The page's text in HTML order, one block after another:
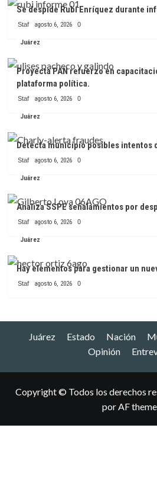
Se despide Rubí Enríquez durante
Staf agosto 6, 2026 0
Juárez
Proyecta PAN refuerzo en
plataforma política.
Staf agosto 6, 2026 0
Juárez
Detecta municipio posibles intentos
Staf agosto 6, 2026 0
Juárez
Analiza SSPE señalamientos por
Staf agosto 6, 2026 0
Juárez
Hay elementos para gestionar un
Staf agosto 6, 2026 0
Juárez Estado Nación
Opinión
Copyright © Todos los derechos
por AF